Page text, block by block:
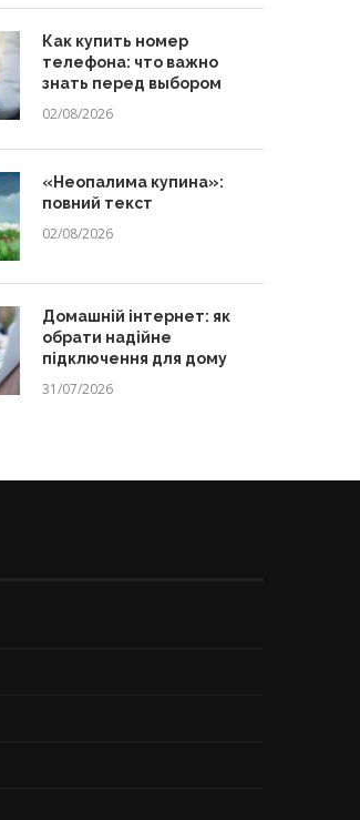
Как купить номер
телефона: что важно
знать перед выбором
02/08/2026
«Неопалима купина»:
повний текст
02/08/2026
Домашній інтернет: як
обрати надійне
підключення для дому
31/07/2026